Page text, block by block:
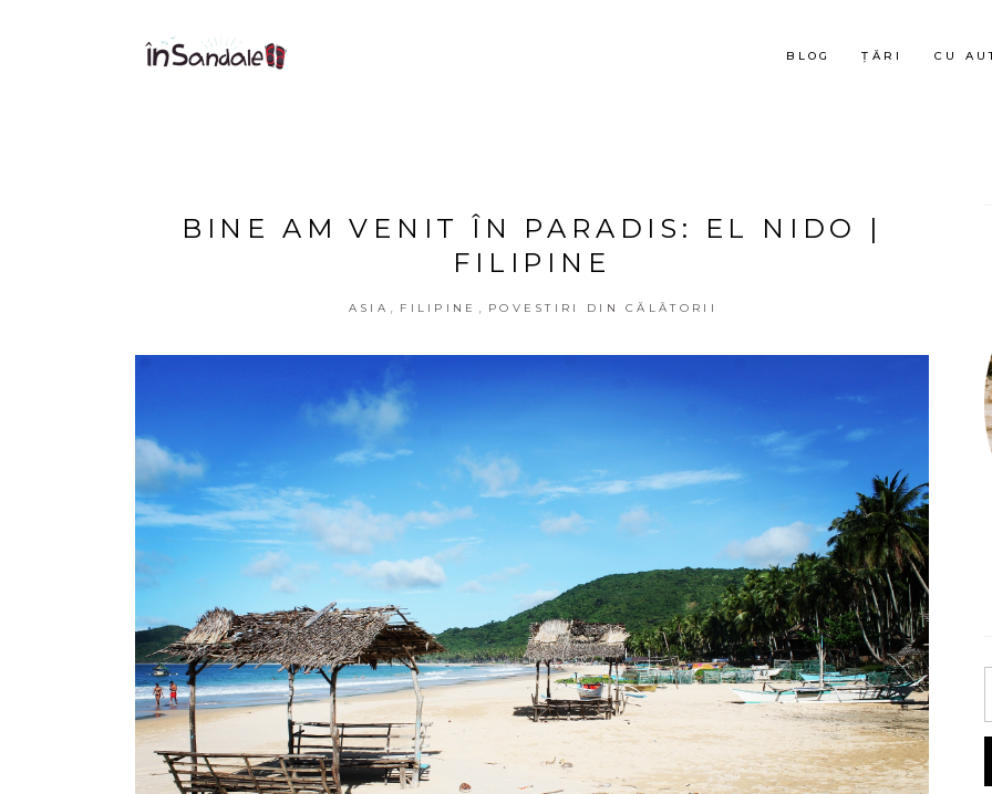
BLOG ȚĂRI CU
BINE AM VENIT ÎN PARADIS: EL NIDO |
FILIPINE
ASIA FILIPINE POVESTIRI DIN CĂLĂTORII